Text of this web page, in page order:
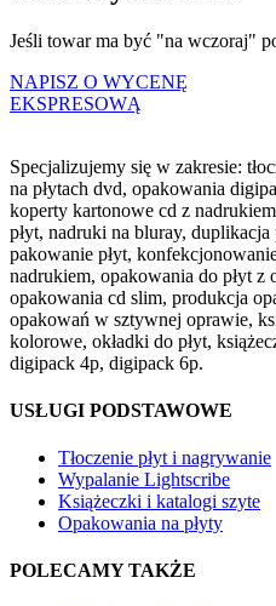
Jeśli towar ma być "na wczoraj"
NAPISZ O WYCENĘ
EKSPRESOWĄ
Specjalizujemy się w zakresie:
na płytach dvd, opakowania
koperty kartonowe cd z
płyt, nadruki na bluray, duplikacja
pakowanie płyt,
nadrukiem, opakowania do płyt z
opakowania cd slim, produkcja
opakowań w sztywnej oprawie,
kolorowe, okładki do płyt,
digipack 4p, digipack 6p.
USŁUGI PODSTAWOWE
Tłoczenie płyt i nagrywanie
Wypalanie Lightscribe
Książeczki i katalogi szyte
Opakowania na płyty
POLECAMY TAKŻE